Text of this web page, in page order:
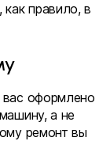
правило, в
оформлено
а не
ремонт вы